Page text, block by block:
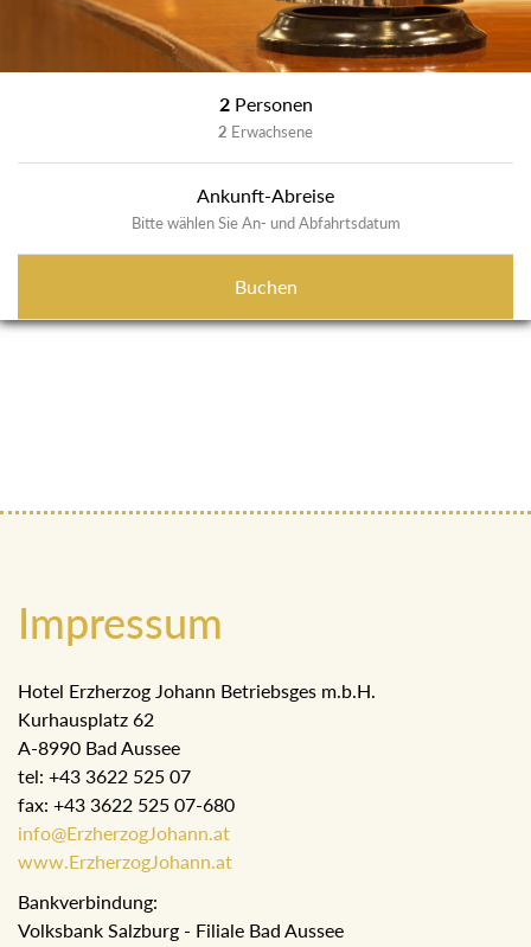
2 Personen
2 Erwachsene
Ankunft-Abreise
Bitte wählen Sie An- und Abfahrtsdatum
Buchen
Impressum
Hotel Erzherzog Johann Betriebsges m.b.H.
Kurhausplatz 62
A-8990 Bad Aussee
tel: +43 3622 525 07
fax: +43 3622 525 07-680
info@ErzherzogJohann.at
www.ErzherzogJohann.at
Bankverbindung:
Volksbank Salzburg - Filiale Bad Aussee